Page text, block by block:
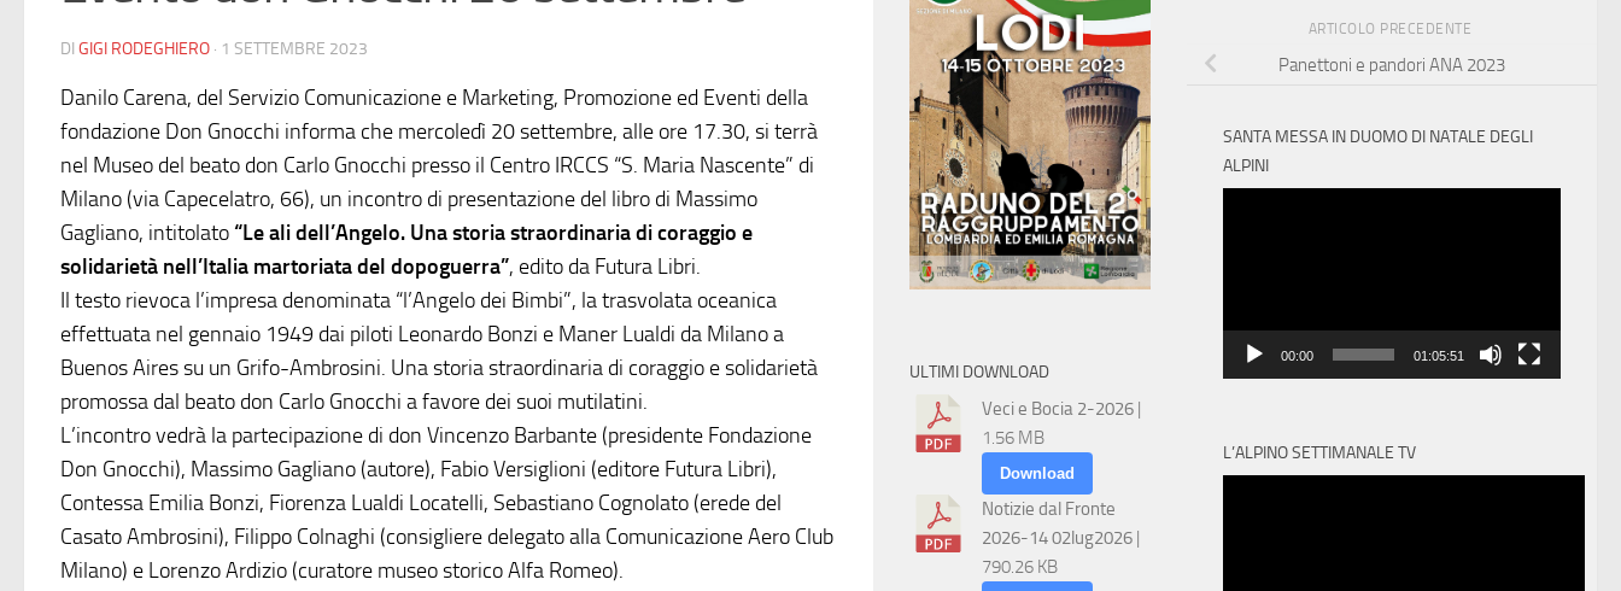
DI GIGI RODEGHIERO · 1 SETTEMBRE 2023
Danilo Carena, del Servizio Comunicazione e Marketing, Promozione ed Eventi della
fondazione Don Gnocchi informa che mercoledì 20 settembre, alle ore 17.30, si terrà
nel Museo del beato don Carlo Gnocchi presso il Centro IRCCS “S. Maria Nascente” di
Milano (via Capecelatro, 66), un incontro di presentazione del libro di Massimo
Gagliano, intitolato “Le ali dell’Angelo. Una storia straordinaria di coraggio e
solidarietà nell’Italia martoriata del dopoguerra”, edito da Futura Libri.
Il testo rievoca l’impresa denominata “l’Angelo dei Bimbi”, la trasvolata oceanica
effettuata nel gennaio 1949 dai piloti Leonardo Bonzi e Maner Lualdi da Milano a
Buenos Aires su un Grifo-Ambrosini. Una storia straordinaria di coraggio e solidarietà
promossa dal beato don Carlo Gnocchi a favore dei suoi mutilatini.
L’incontro vedrà la partecipazione di don Vincenzo Barbante (presidente Fondazione
Don Gnocchi), Massimo Gagliano (autore), Fabio Versiglioni (editore Futura Libri),
Contessa Emilia Bonzi, Fiorenza Lualdi Locatelli, Sebastiano Cognolato (erede del
Casato Ambrosini), Filippo Colnaghi (consigliere delegato alla Comunicazione Aero Club
Milano) e Lorenzo Ardizio (curatore museo storico Alfa Romeo).
ARTICOLO PRECEDENTE
Panettoni e pandori ANA 2023
SANTA MESSA IN DUOMO DI NATALE DEGLI
ALPINI
00:00 01:05:51
L’ALPINO SETTIMANALE TV
ULTIMI DOWNLOAD
Veci e Bocia 2-2026 |
1.56 MB
Download
Notizie dal Fronte
2026-14 02lug2026 |
790.26 KB